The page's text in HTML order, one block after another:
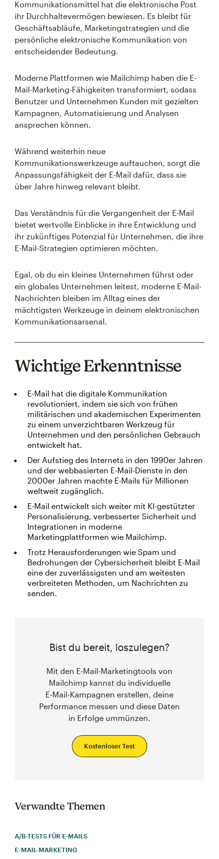
Kommunikationsmittel hat die elektronische Post
ihr Durchhaltevermögen bewiesen. Es bleibt für
Geschäftsabläufe, Marketingstrategien und die
persönliche elektronische Kommunikation von
entscheidender Bedeutung.
Moderne Plattformen wie Mailchimp haben die E-
Mail-Marketing-Fähigkeiten transformiert, sodass
Benutzer und Unternehmen Kunden mit gezielten
Kampagnen, Automatisierung und Analysen
ansprechen können.
Während weiterhin neue
Kommunikationswerkzeuge auftauchen, sorgt die
Anpassungsfähigkeit der E-Mail dafür, dass sie
über Jahre hinweg relevant bleibt.
Das Verständnis für die Vergangenheit der E-Mail
bietet wertvolle Einblicke in ihre Entwicklung und
ihr zukünftiges Potenzial für Unternehmen, die ihre
E-Mail-Strategien optimieren möchten.
Egal, ob du ein kleines Unternehmen führst oder
ein globales Unternehmen leitest, moderne E-Mail-
Nachrichten bleiben im Alltag eines der
mächtigsten Werkzeuge in deinem elektronischen
Kommunikationsarsenal.
Wichtige Erkenntnisse
E-Mail hat die digitale Kommunikation
revolutioniert, indem sie sich von frühen
militärischen und akademischen Experimenten
zu einem unverzichtbaren Werkzeug für
Unternehmen und den persönlichen Gebrauch
entwickelt hat.
Der Aufstieg des Internets in den 1990er Jahren
und der webbasierten E-Mail-Dienste in den
2000er Jahren machte E-Mails für Millionen
weltweit zugänglich.
E-Mail entwickelt sich weiter mit KI-gestützter
Personalisierung, verbesserter Sicherheit und
Integrationen in moderne
Marketingplattformen wie Mailchimp.
Trotz Herausforderungen wie Spam und
Bedrohungen der Cybersicherheit bleibt E-Mail
eine der zuverlässigsten und am weitesten
verbreiteten Methoden, um Nachrichten zu
senden.
Bist du bereit, loszulegen?
Mit den E‑Mail-Marketingtools von
Mailchimp kannst du individuelle
E‑Mail-Kampagnen erstellen, deine
Performance messen und diese Daten
in Erfolge ummünzen.
Kostenloser Test
Verwandte Themen
A/B-TESTS FÜR E‑MAILS
E-MAIL-MARKETING